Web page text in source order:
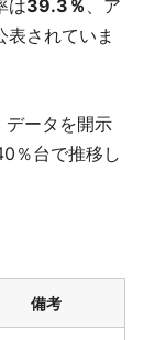
は39.3％ 、ア
されていま
データを開示
％台で推移し
備考